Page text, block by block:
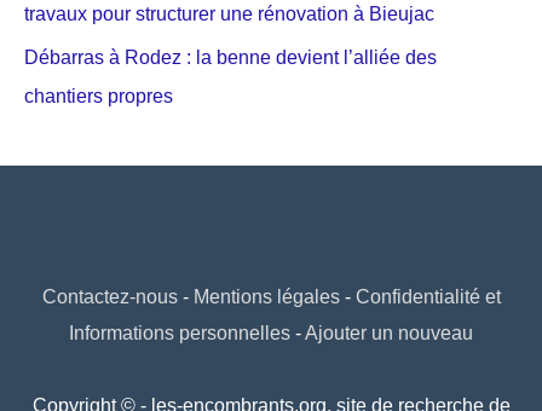
travaux pour structurer une rénovation à Bieujac
Débarras à Rodez : la benne devient l’alliée des
chantiers propres
Contactez-nous- Mentions légales- Confidentialité et
Informations personnelles -Ajouter un nouveau
Copyright © - les-encombrants.org, site de recherche de